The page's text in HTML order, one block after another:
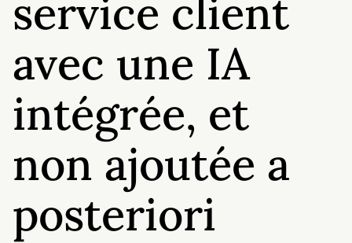
seuils de temps de résolution.
service client
avec une IA
intégrée, et
non ajoutée a
posteriori